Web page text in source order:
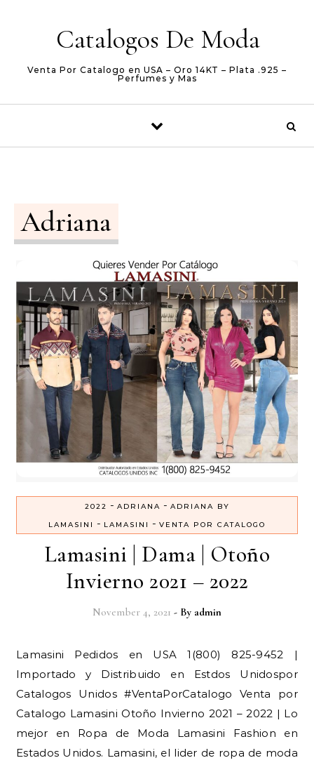
Catalogos De Moda
Venta Por Catalogo en USA – Oro 14KT – Plata .925 –
Perfumes y Mas
Adriana
2022 - ADRIANA - ADRIANA BY
LAMASINI
- LAMASINI - VENTA POR CATALOGO
Lamasini | Dama | Otoño
Invierno 2021 – 2022
November 4, 2021 - By admin
Lamasini Pedidos en USA 1(800) 825-9452 |
Importado y Distribuido en Estdos Unidospor
Catalogos Unidos #VentaPorCatalogo Venta por
Catalogo Lamasini Otoño Invierno 2021 – 2022 | Lo
mejor en Ropa de Moda Lamasini Fashion en
Estados Unidos. Lamasini, el lider de ropa de moda